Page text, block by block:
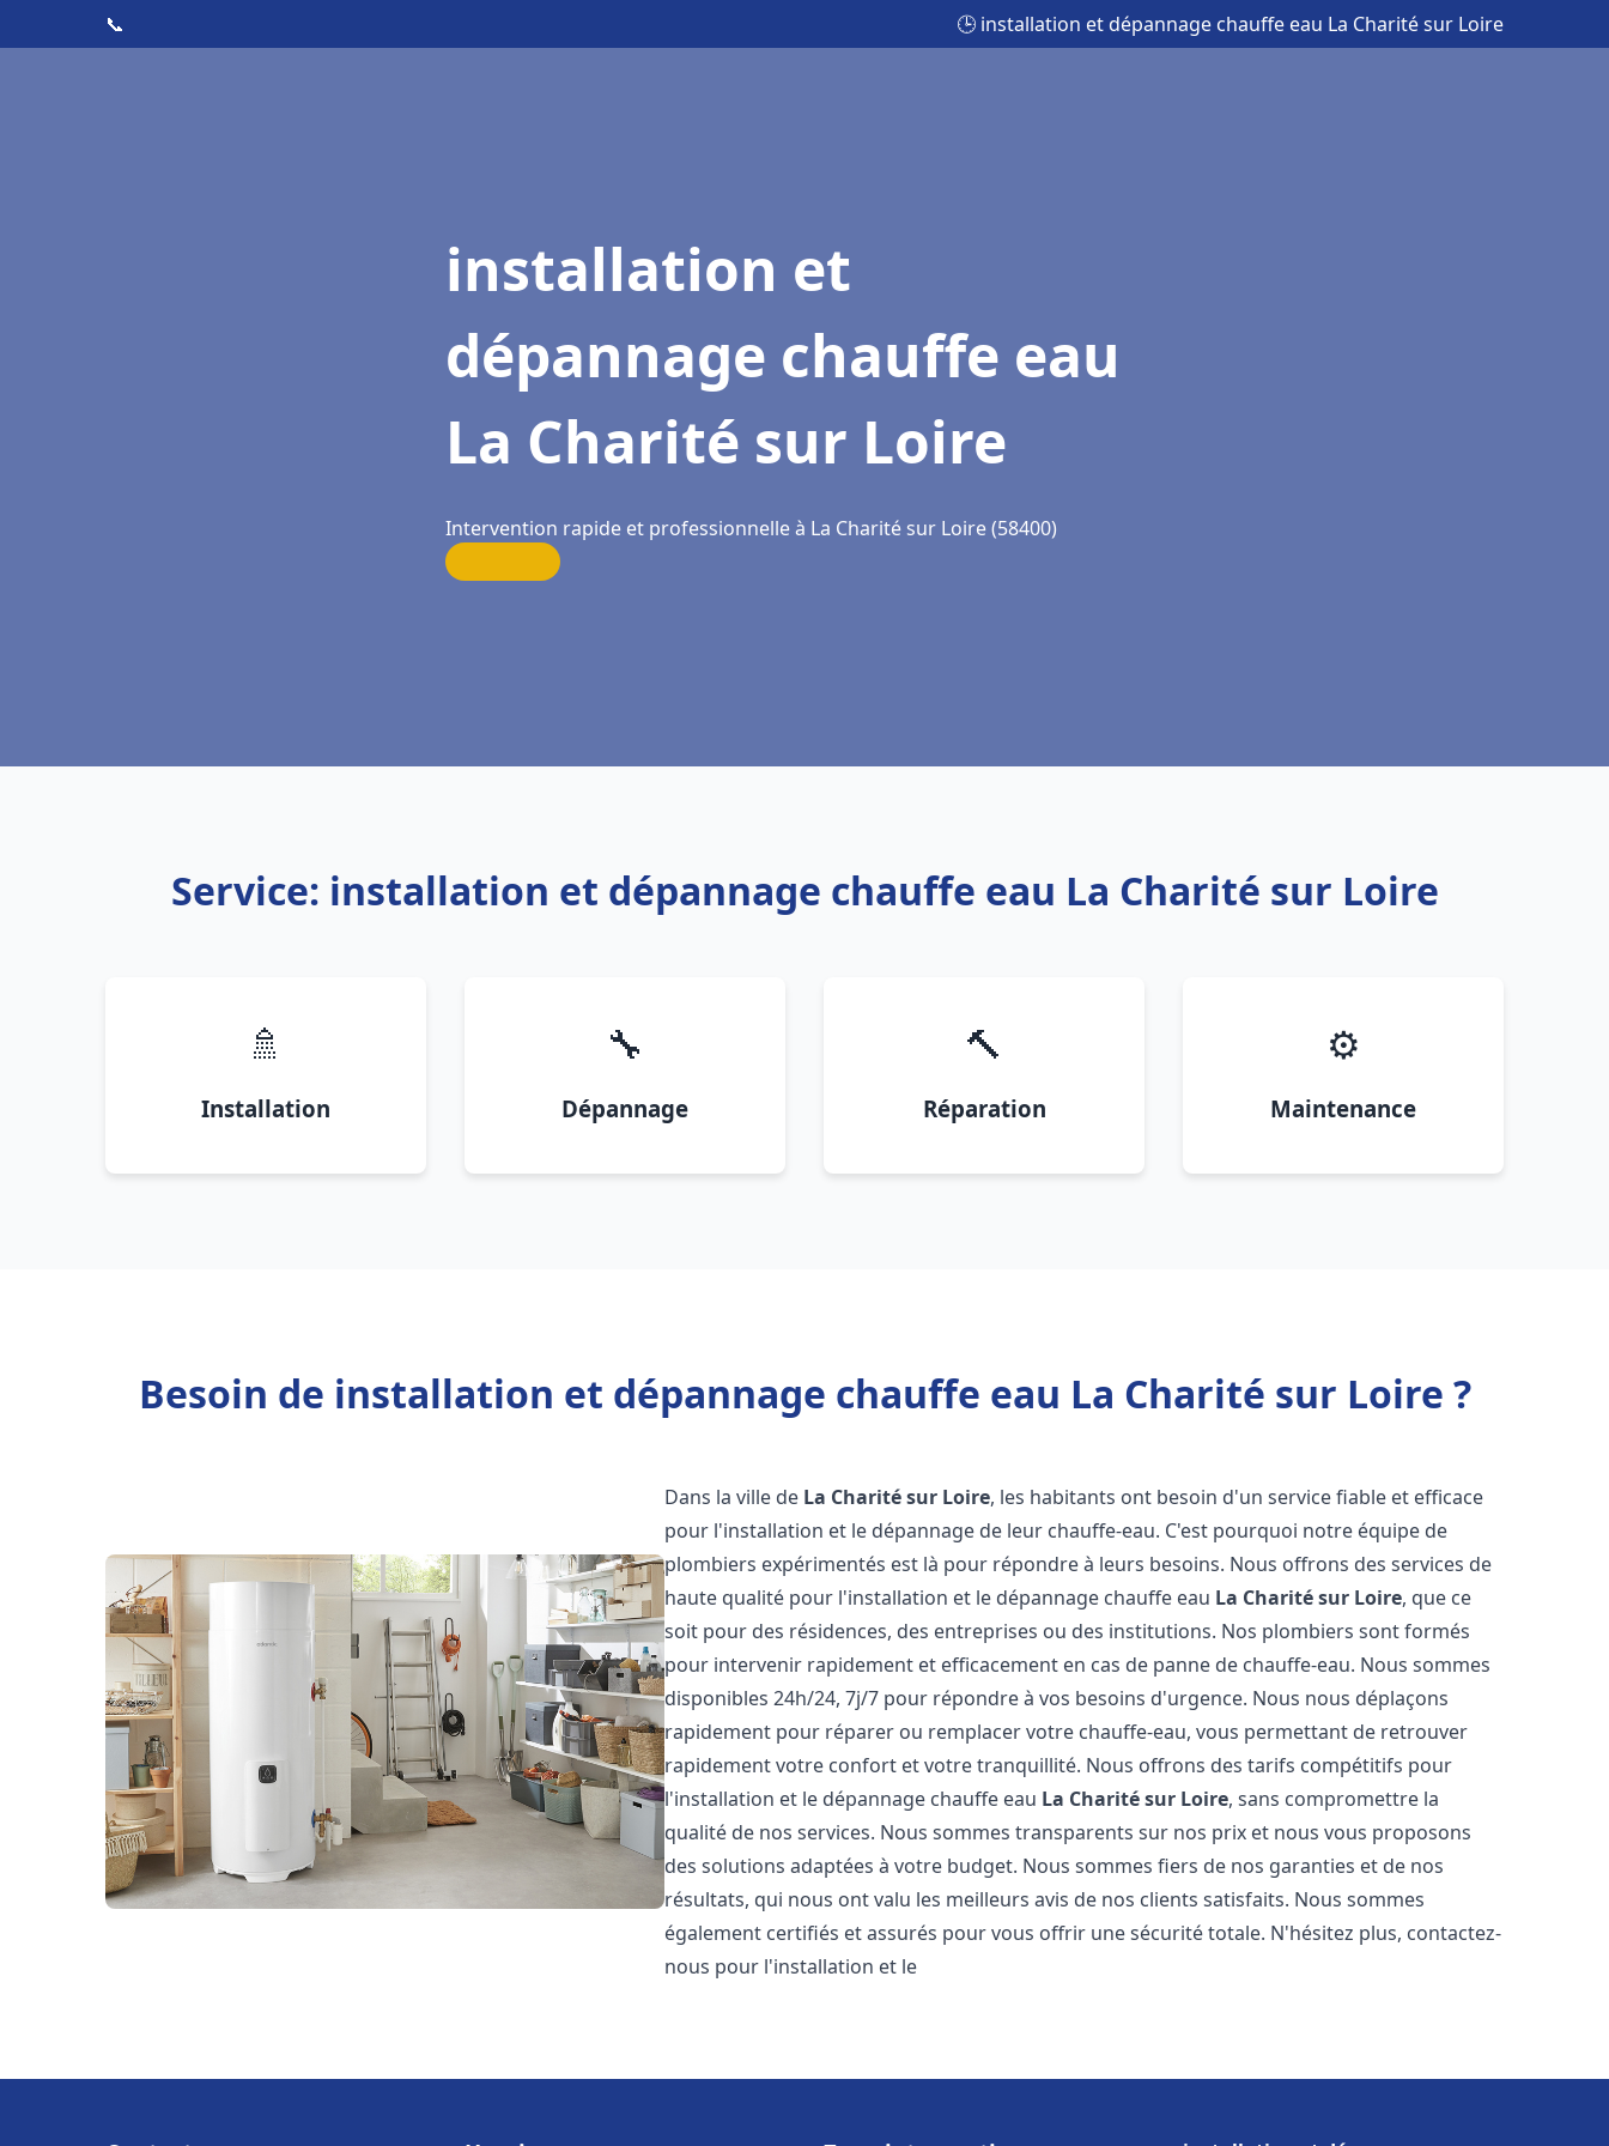
📞 🕒 installation et dépannage chauffe eau La Charité sur Loire
installation et
dépannage chauffe eau
La Charité sur Loire
Intervention rapide et professionnelle à La Charité sur Loire (58400)
Service: installation et dépannage chauffe eau La Charité sur Loire
🚿
Installation
🔧
Dépannage
🔨
Réparation
⚙️
Maintenance
Besoin de installation et dépannage chauffe eau La Charité sur Loire ?
Dans la ville de La Charité sur Loire, les habitants ont besoin d'un service fiable et efficace
pour l'installation et le dépannage de leur chauffe-eau. C'est pourquoi notre équipe de
plombiers expérimentés est là pour répondre à leurs besoins. Nous offrons des services de
haute qualité pour l'installation et le dépannage chauffe eau La Charité sur Loire, que ce
soit pour des résidences, des entreprises ou des institutions. Nos plombiers sont formés
pour intervenir rapidement et efficacement en cas de panne de chauffe-eau. Nous sommes
disponibles 24h/24, 7j/7 pour répondre à vos besoins d'urgence. Nous nous déplaçons
rapidement pour réparer ou remplacer votre chauffe-eau, vous permettant de retrouver
rapidement votre confort et votre tranquillité. Nous offrons des tarifs compétitifs pour
l'installation et le dépannage chauffe eau La Charité sur Loire, sans compromettre la
qualité de nos services. Nous sommes transparents sur nos prix et nous vous proposons
des solutions adaptées à votre budget. Nous sommes fiers de nos garanties et de nos
résultats, qui nous ont valu les meilleurs avis de nos clients satisfaits. Nous sommes
également certifiés et assurés pour vous offrir une sécurité totale. N'hésitez plus, contactez-
nous pour l'installation et le